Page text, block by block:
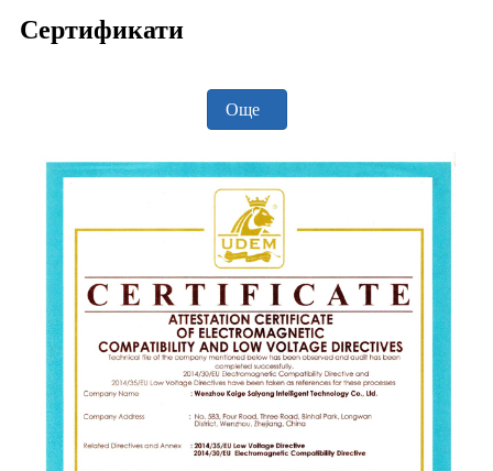
Сертификати
Още